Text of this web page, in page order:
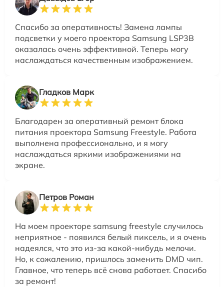
Спасибо за оперативность! Замена лампы
подсветки у моего проектора Samsung LSP3B
оказалась очень эффективной. Теперь могу
наслаждаться качественным изображением.
Гладков Марк
Благодарен за оперативный ремонт блока
питания проектора Samsung Freestyle. Работа
выполнена профессионально, и я могу
наслаждаться яркими изображениями на
экране.
Петров Роман
На моем проекторе samsung freestyle случилось
неприятное - появился белый пиксель, и я очень
надеялся, что это из-за какой-нибудь мелочи.
Но, к сожалению, пришлось заменить DMD чип.
Главное, что теперь всё снова работает. Спасибо
за ремонт!